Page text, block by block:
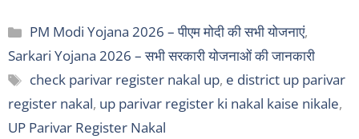
Categories
PM Modi Yojana 2026 – पीएम मोदी की सभी योजनाएं,
Sarkari Yojana 2026 – सभी सरकारी योजनाओं की जानकारी
Tags
check parivar register nakal up, e district up parivar
register nakal, up parivar register ki nakal kaise nikale,
UP Parivar Register Nakal